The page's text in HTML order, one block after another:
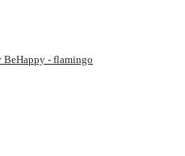
BeHappy - flamingo